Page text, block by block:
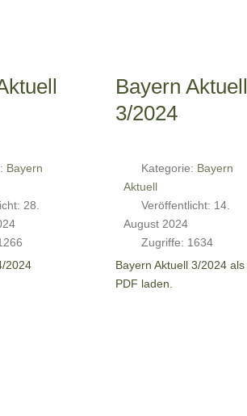
Bayern
28.
2024
Bayern Aktuell
3/2024
Kategorie: Bayern
Aktuell
Veröffentlicht: 14.
August 2024
Zugriffe: 1634
Bayern Aktuell 3/2024 als
PDF laden.